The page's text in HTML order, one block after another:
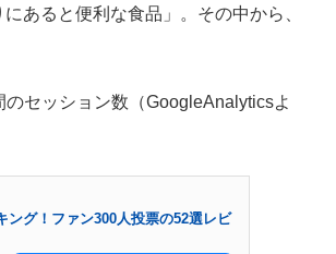
あると便利な食品」。その中から、
セッション数（GoogleAnalyticsよ
ング！ファン300人投票の52選レビ